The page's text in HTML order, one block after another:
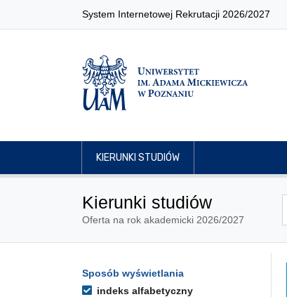
System Internetowej Rekrutacji 2026/2027
KIERUNKI STUDIÓW
Kierunki studiów
Oferta na rok akademicki 2026/2027
Opcje filtrowania
Przejdź do listy kierunków
Sposób wyświetlania
indeks alfabetyczny